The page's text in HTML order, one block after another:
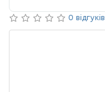
0 відгуків